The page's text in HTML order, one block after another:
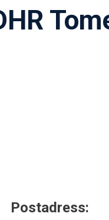
Postadress: